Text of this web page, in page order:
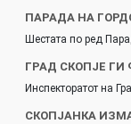
ПАРАДА НА
Шестата по ред
ГРАД СКОПЈЕ
Инспекторатот на
СКОПЈАНКА